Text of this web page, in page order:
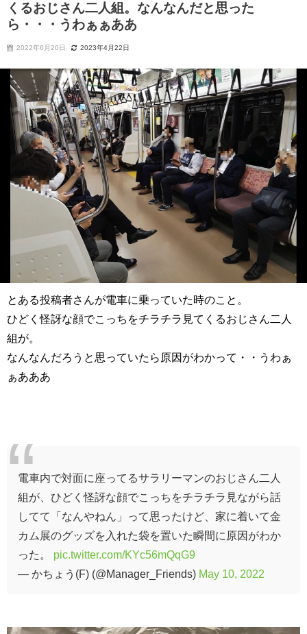
くるおじさん二人組。なんなんだと思った
ら・・・うわぁぁああ
2022年6月20日 2023年4月22日
とある投稿者さんが電車に乗っていた時のこと。
ひどく怪訝な顔でこっちをチラチラ見てくるおじさん二人
組が。
なんなんだろうと思っていたら原因がわかって・・うわぁ
ぁあああ
電車内で対面に座ってるサラリーマンのおじさん二人
組が、ひどく怪訝な顔でこっちをチラチラ見ながら話
してて「なんやねん」って思ったけど、家に着いて金
カム展のグッズを入れた袋を置いた瞬間に原因がわか
った。 pic.twitter.com/KYc56mQqG9
— かちょう(F) (@Manager_Friends) May 10, 2022